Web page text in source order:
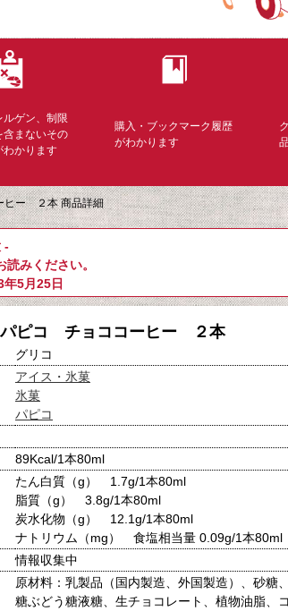
ルゲン、制限
含まないその
わかります
購入・ブックマーク履歴
がわかります
ー ２本 商品詳細
-
読みください。
5月25日
ピコ チョココーヒー ２本
グリコ
アイス・氷菓
氷菓
パピコ
89Kcal/1本80ml
たん白質（g） 1.7g/1本80ml
脂質（g） 3.8g/1本80ml
炭水化物（g） 12.1g/1本80ml
ナトリウム（mg） 食塩相当量 0.09g/1本80ml
情報収集中
原材料：乳製品（国内製造、外国製造）、砂糖
糖ぶどう糖液糖、生チョコレート、植物油脂、